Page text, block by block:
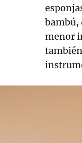
bambú,
menor